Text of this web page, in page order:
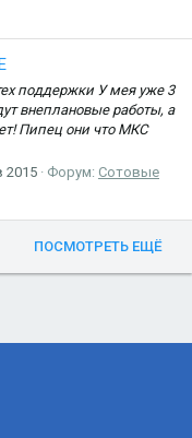
поддержки У мея уже 3
внеплановые работы, а
Пипец они что МКС
2015 Форум: Сотовые
ПОСМОТРЕТЬ ЕЩЁ